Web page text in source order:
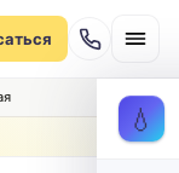
💧